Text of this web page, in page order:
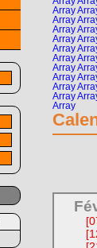
Array
Array
Array
Array
Array
Array
Array
Array
Array
Array
Array